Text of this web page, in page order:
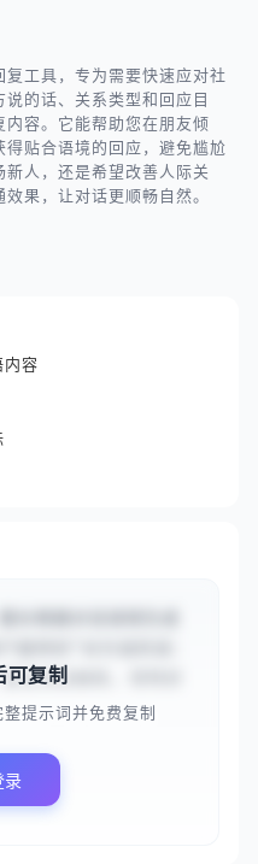
工具，专为需要快速应对社
的话、关系类型和回应目
容。它能帮助您在朋友倾
贴合语境的回应，避免尴尬
人，还是希望改善人际关
果，让对话更顺畅自然。
内容
觉特别挫败，领导好
可复制
提示词并免费复制
录